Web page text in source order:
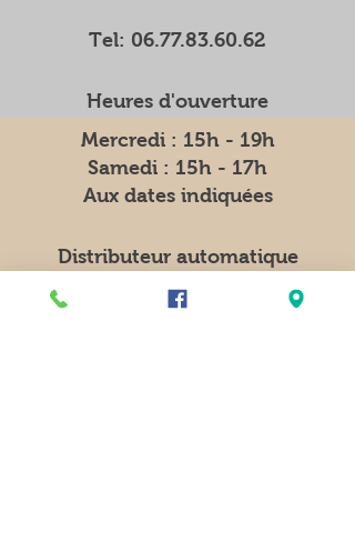
Tel: 06.77.83.60.62
Heures d'ouverture
Mercredi : 15h - 19h
Samedi : 15h - 17h
Aux dates indiquées
Distributeur automatique
7j/7 et 24h/24